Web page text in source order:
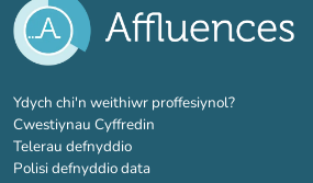
Ydych chi'n weithiwr proffesiynol?(tab newydd)
Cwestiynau Cyffredin
Telerau defnyddio
Polisi defnyddio data